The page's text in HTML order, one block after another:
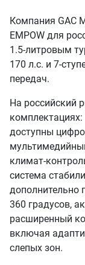
Компания GAC
EMPOW для
1.5-литровым
170 л.с. и 7-
передач.
На российский
комплектациях:
доступны
климат-
система
дополнительно
360 градусов,
расширенный
включая
слепых зон.